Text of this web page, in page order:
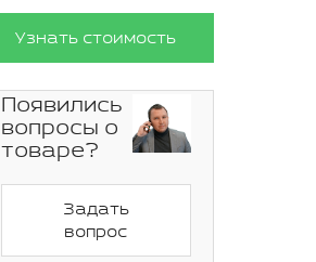
Узнать стоимость
Появились
вопросы о
товаре?
Задать
вопрос